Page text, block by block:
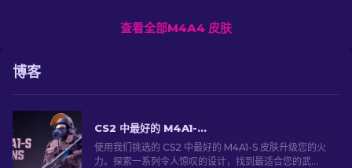
查看全部M4A4 皮肤
博客
CS2 中最好的 M4A1-S 皮肤 [2026]
使用我们挑选的 CS2 中最好的 M4A1-S 皮肤升级您的火
力。探索一系列令人惊叹的设计，找到最适合您的武器